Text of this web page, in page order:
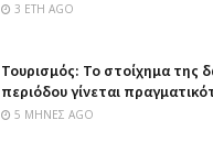
3 ΈΤΗ AGO
Τουρισμός: Το στοίχημα της
περιόδου γίνεται
5 ΜΉΝΕΣ AGO